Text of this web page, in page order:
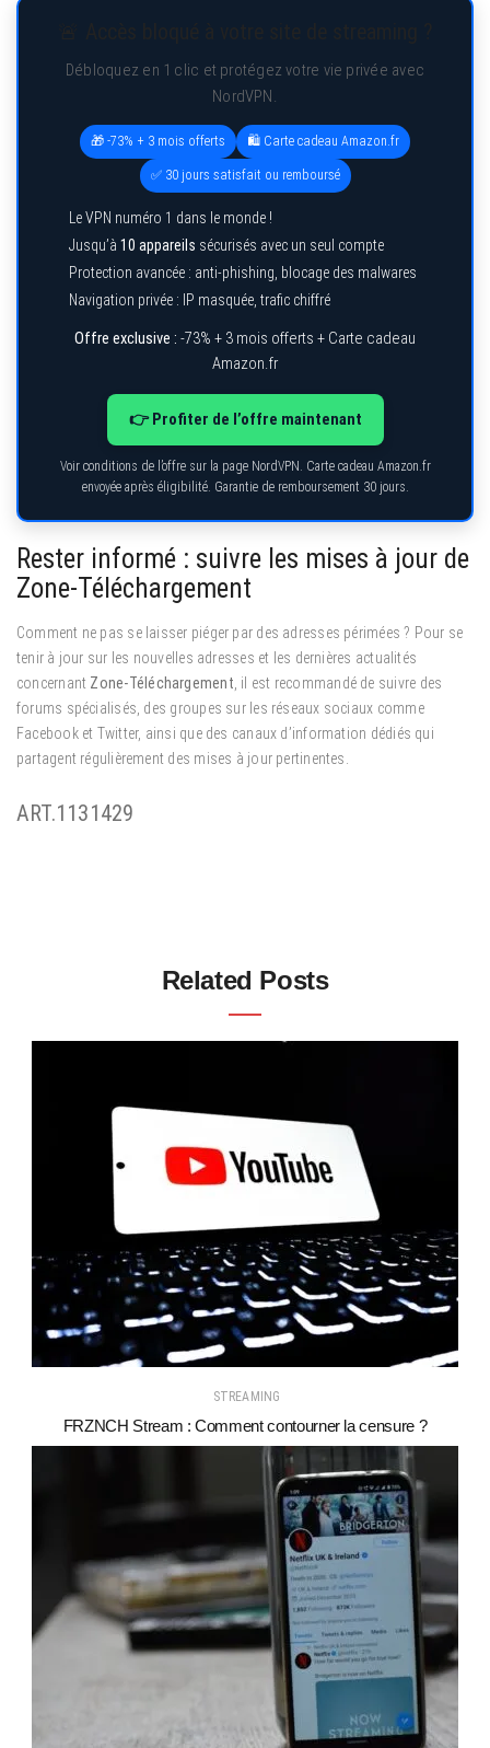
Débloquez en 1 clic et protégez votre vie privée avec
NordVPN.
🎁 -73% + 3 mois offerts 🛍️ Carte cadeau Amazon.fr
✅ 30 jours satisfait ou remboursé
Le VPN numéro 1 dans le monde !
Jusqu’à 10 appareils sécurisés avec un seul compte
Protection avancée : anti-phishing, blocage des malwares
Navigation privée : IP masquée, trafic chiffré
Offre exclusive : -73% + 3 mois offerts + Carte cadeau
Amazon.fr
👉 Profiter de l’offre maintenant
Voir conditions de l’offre sur la page NordVPN. Carte cadeau Amazon.fr
envoyée après éligibilité. Garantie de remboursement 30 jours.
Rester informé : suivre les mises à jour de
Zone-Téléchargement
Comment ne pas se laisser piéger par des adresses périmées ? Pour se
tenir à jour sur les nouvelles adresses et les dernières actualités
concernant Zone-Téléchargement , il est recommandé de suivre des
forums spécialisés, des groupes sur les réseaux sociaux comme
Facebook et Twitter, ainsi que des canaux d’information dédiés qui
partagent régulièrement des mises à jour pertinentes.
ART.1131429
Related Posts
STREAMING
FRZNCH Stream : Comment contourner la censure ?